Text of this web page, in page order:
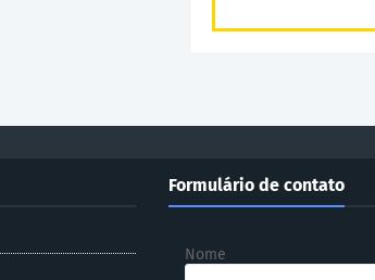
Formulário de contato
Nome